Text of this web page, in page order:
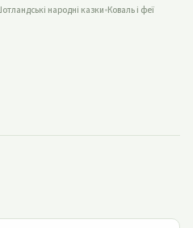
народні казки•Коваль і феї